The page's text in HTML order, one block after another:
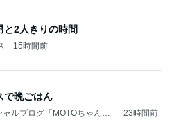
と2人きりの時間
15時間前
で晩ごはん
ルブログ「MOTOちゃんと
23時間前